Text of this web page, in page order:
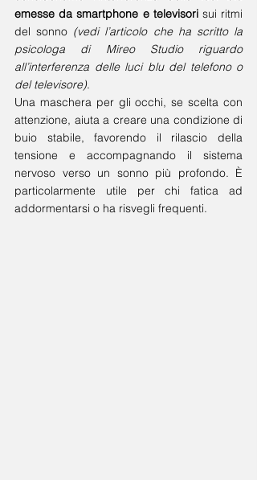
emesse da smartphone e televisori sui ritmi
del sonno (vedi l’articolo che ha scritto la
psicologa di Mireo Studio riguardo
all’interferenza delle luci blu del telefono o
del televisore).
Una maschera per gli occhi, se scelta con
attenzione, aiuta a creare una condizione di
buio stabile, favorendo il rilascio della
tensione e accompagnando il sistema
nervoso verso un sonno più profondo. È
particolarmente utile per chi fatica ad
addormentarsi o ha risvegli frequenti.